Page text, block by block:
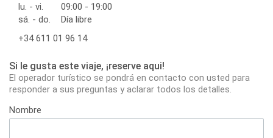
lu. - vi.
09:00 - 19:00
sá. - do.
Día libre
+34 611 01 96 14
Si le gusta este viaje, ¡reserve aqui!
El operador turístico se pondrá en contacto con usted para
responder a sus preguntas y aclarar todos los detalles.
Nombre